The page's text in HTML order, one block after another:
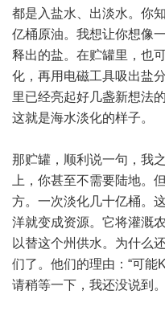
都是入盐水、出淡水。你
亿桶原油。我想让你想像
释出的盐。在贮罐里，也
化，再用电磁工具吸出盐
里已经亮起好几盏新想法
这就是海水淡化的样子。
那贮罐，顺利说一句，我
上，你甚至不需要陆地。
方。一次淡化几十亿桶。
洋就变成资源。它将灌溉
以替这个州供水。为什么
们了。他们的理由：“可能
请稍等一下，我还没说到。